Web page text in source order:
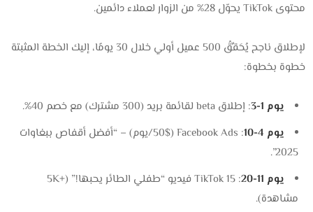
محتوى TikTok يحوّل 28% من الزوار لعملاء دائمين.
لإطلاق ناجح يُحَقِّقُ 500 عميل أولي خلال 30 يومًا، إليك الخطة المثبتة
خطوة بخطوة:
يوم 1-3
: إطلاق beta لقائمة بريد (300 مشترك) مع خصم 40%.
يوم 4-10
: Facebook Ads (50$/يوم) – “أفضل أقفاص ببغاوات
2025”.
يوم 11-20
: TikTok 15 فيديو “طفلي الطائر يحبها!” (+5K
مشاهدة).